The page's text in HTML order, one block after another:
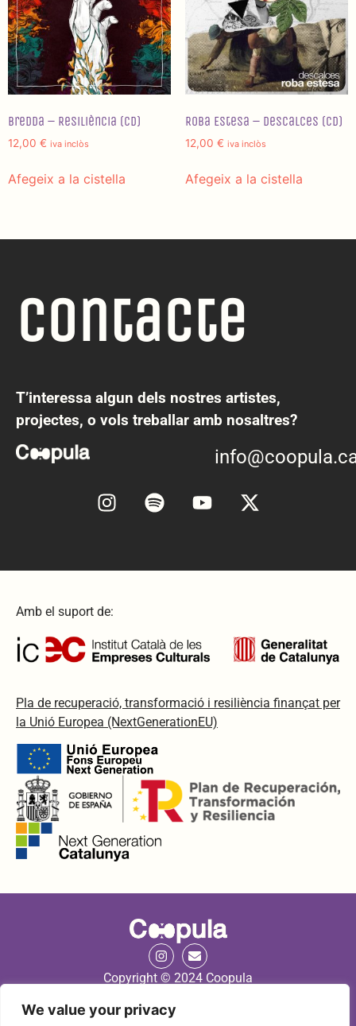
We value your privacy
Bredda – Resiliència (CD)
12,00 € iva inclòs
Afegeix a la cistella
Roba Estesa – Descalces (CD)
12,00 € iva inclòs
Afegeix a la cistella
Contacte
T’interessa algun dels nostres artistes,
projectes, o vols treballar amb nosaltres?
Amb el suport de:
Pla de recuperació, transformació i resiliència finançat per
la Unió Europea (NextGenerationEU)
Copyright © 2024 Coopula